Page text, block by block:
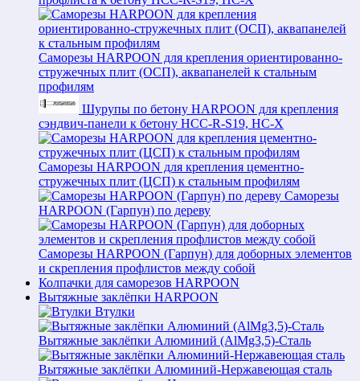
Саморезы HARPOON для крепления ориентированно-
стружечных плит (ОСП), аквапанелей к стальным
профилям
Шурупы по бетону HARPOON для крепления
сэндвич-панели к бетону HCC-R-S19, HC-X
Саморезы HARPOON для крепления цементно-
стружечных плит (ЦСП) к стальным профилям
Саморезы
HARPOON (Гарпун) по дереву
Саморезы HARPOON (Гарпун) для доборных элементов
и скрепления профлистов между собой
Колпачки для саморезов HARPOON
Вытяжные заклёпки HARPOON
Втулки
Вытяжные заклёпки Алюминий (AlMg3,5)-Сталь
Вытяжные заклёпки Алюминий-Нержавеющая сталь